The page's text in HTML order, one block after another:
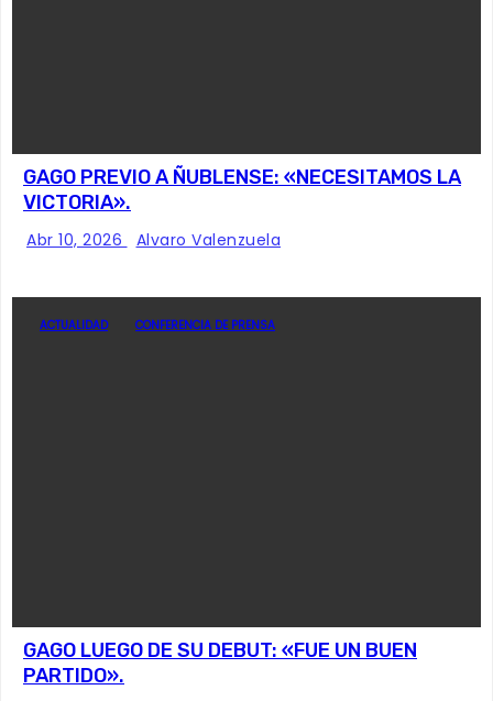
GAGO PREVIO A ÑUBLENSE: «NECESITAMOS LA
VICTORIA».
Abr 10, 2026 Alvaro Valenzuela
ACTUALIDAD CONFERENCIA DE PRENSA
GAGO LUEGO DE SU DEBUT: «FUE UN BUEN
PARTIDO».